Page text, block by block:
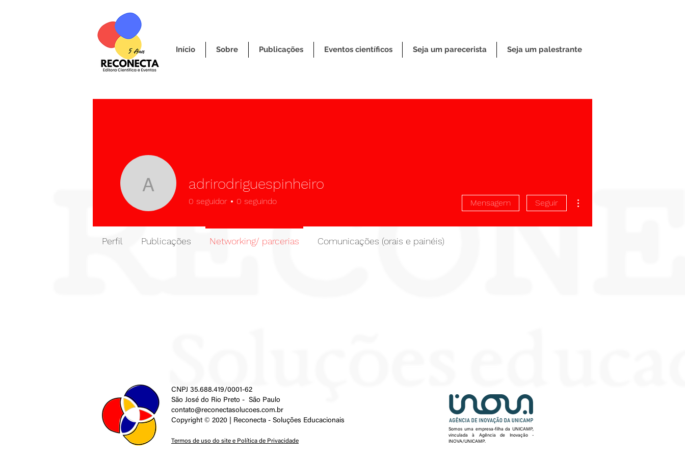
Início Sobre Publicações Eventos científicos Seja um parecerista Seja um palestrante
adrirodriguespinheiro
adrirodriguespinheiro
0 seguidor 0 seguindo Mensagem Seguir
Perfil Publicações Networking/ parcerias Comunicações (orais e painéis)
CNPJ 35.688.419/0001-62
São José do Rio Preto - São Paulo
contato@reconectasolucoes.com.br
Copyright © 2020 | Reconecta - Soluções Educacionais
Termos de uso do site e Política de Privacidade
Somos uma empresa-filha da UNICAMP,
vinculada à Agência de Inovação -
INOVA/UNICAMP.